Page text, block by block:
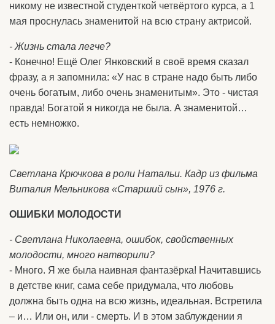
никому не известной студенткой четвёртого курса, а 1
мая проснулась знаменитой на всю страну актрисой.
- Жизнь стала легче?
- Конечно! Ещё Олег Янковский в своё время сказал
фразу, а я запомнила: «У нас в стране надо быть либо
очень богатым, либо очень знаменитым». Это - чистая
правда! Богатой я никогда не была. А знаменитой…
есть немножко.
Светлана Крючкова в роли Натальи. Кадр из фильма
Виталия Мельникова «Старший сын», 1976 г.
ОШИБКИ МОЛОДОСТИ
- Светлана Николаевна, ошибок, свойственных
молодости, много натворили?
- Много. Я же была наивная фантазёрка! Начитавшись
в детстве книг, сама себе придумала, что любовь
должна быть одна на всю жизнь, идеальная. Встретила
– и… Или он, или - смерть. И в этом заблуждении я